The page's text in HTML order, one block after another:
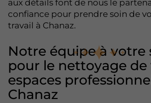
aux détails font de nous le
confiance pour prendre soin de
travail à Chanaz.
Notre équipe à votre
pour le nettoyage de
espaces
Chanaz